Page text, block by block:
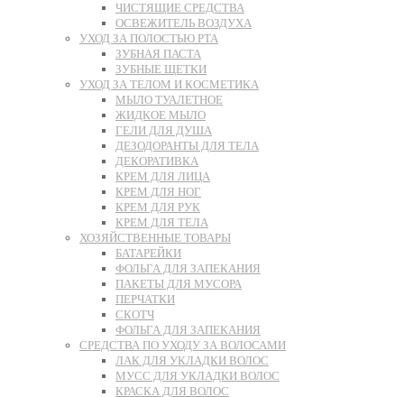
ЧИСТЯЩИЕ СРЕДСТВА
ОСВЕЖИТЕЛЬ ВОЗДУХА
УХОД ЗА ПОЛОСТЬЮ РТА
ЗУБНАЯ ПАСТА
ЗУБНЫЕ ЩЕТКИ
УХОД ЗА ТЕЛОМ И КОСМЕТИКА
МЫЛО ТУАЛЕТНОЕ
ЖИДКОЕ МЫЛО
ГЕЛИ ДЛЯ ДУША
ДЕЗОДОРАНТЫ ДЛЯ ТЕЛА
ДЕКОРАТИВКА
КРЕМ ДЛЯ ЛИЦА
КРЕМ ДЛЯ НОГ
КРЕМ ДЛЯ РУК
КРЕМ ДЛЯ ТЕЛА
ХОЗЯЙСТВЕННЫЕ ТОВАРЫ
БАТАРЕЙКИ
ФОЛЬГА ДЛЯ ЗАПЕКАНИЯ
ПАКЕТЫ ДЛЯ МУСОРА
ПЕРЧАТКИ
СКОТЧ
ФОЛЬГА ДЛЯ ЗАПЕКАНИЯ
СРЕДСТВА ПО УХОДУ ЗА ВОЛОСАМИ
ЛАК ДЛЯ УКЛАДКИ ВОЛОС
МУСС ДЛЯ УКЛАДКИ ВОЛОС
КРАСКА ДЛЯ ВОЛОС